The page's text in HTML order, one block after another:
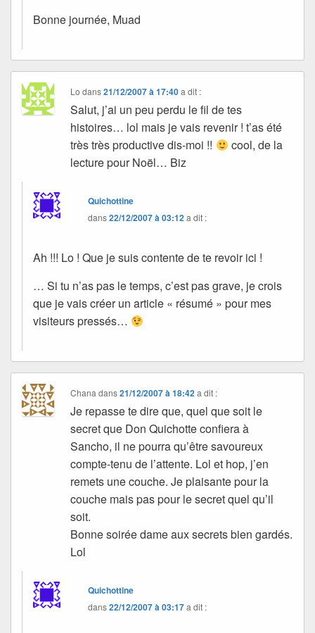
Bonne journée, Muad
Lo dans21/12/2007 à 17:40 a dit :
Salut, j’ai un peu perdu le fil de tes
histoires… lol mais je vais revenir ! t’as été
très très productive dis-moi !!
cool, de la
lecture pour Noël… Biz
Quichottine
dans22/12/2007 à 03:12a dit :
Ah !!! Lo ! Que je suis contente de te revoir ici !
… Si tu n’as pas le temps, c’est pas grave, je crois
que je vais créer un article « résumé » pour mes
visiteurs pressés…
Chana dans21/12/2007 à 18:42 a dit :
Je repasse te dire que, quel que soit le
secret que Don Quichotte confiera à
Sancho, il ne pourra qu’être savoureux
compte-tenu de l’attente. Lol et hop, j’en
remets une couche. Je plaisante pour la
couche mais pas pour le secret quel qu’il
soit.
Bonne soirée dame aux secrets bien gardés.
Lol
Quichottine
dans22/12/2007 à 03:17a dit :